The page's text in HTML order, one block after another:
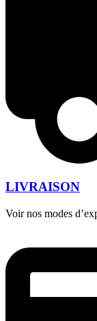
LIVRAISON
Voir nos modes